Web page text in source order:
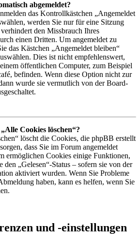
abgemeldet?
das Kontrollkästchen „Angemeldet
werden Sie nur für eine Sitzung
den Missbrauch Ihres
einen Dritten. Um angemeldet zu
das Kästchen „Angemeldet bleiben“
Dies ist nicht empfehlenswert,
öffentlichen Computer, zum Beispiel
befinden. Wenn diese Option nicht zur
wurde sie vermutlich von der Board-
Cookies löschen“?
löscht die Cookies, die phpBB erstellt
dass Sie im Forum angemeldet
ermöglichen Cookies einige Funktionen,
den „Gelesen“-Status – sofern sie von der
aktiviert wurden. Wenn Sie Probleme
haben, kann es helfen, wenn Sie
und -einstellungen